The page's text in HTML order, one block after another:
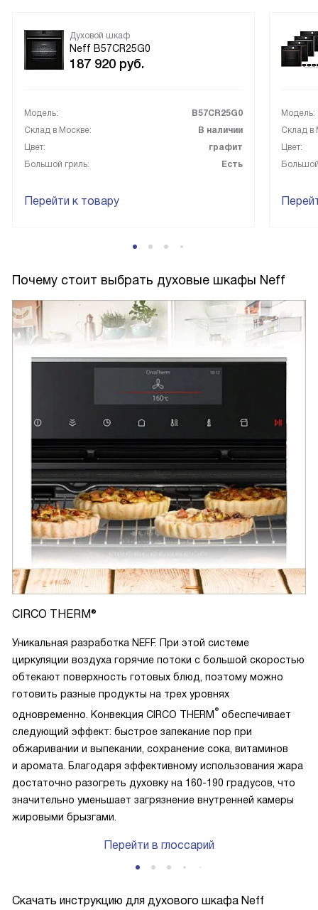
Скачать инструкцию для духового шкафа Neff
Духовой шкаф
Neff B57CR25G0
187 920 руб.
Модель:
B57CR25G0
Склад в Москве:
В наличии
Цвет:
графит
Большой гриль:
Есть
Перейти к товару
Модель:
Склад в
Цвет:
Почему стоит выбрать духовые шкафы Neff
CIRCO THERM®
Уникальная разработка NEFF. При этой системе
циркуляции воздуха горячие потоки с большой скоростью
обтекают поверхность готовых блюд, поэтому можно
готовить разные продукты на трех уровнях
одновременно. Конвекция CIRCO THERM ® обеспечивает
следующий эффект: быстрое запекание пор при
обжаривании и выпекании, сохранение сока, витаминов
и аромата. Благодаря эффективному использования жара
достаточно разогреть духовку на 160-190 градусов, что
значительно уменьшает загрязнение внутренней камеры
жировыми брызгами.
Перейти в глоссарий